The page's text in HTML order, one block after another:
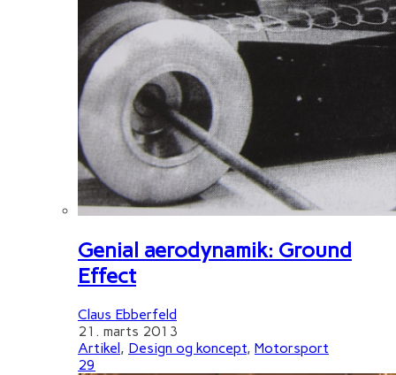
Genial aerodynamik: Ground
Effect
Claus Ebberfeld
21. marts 2013
Artikel, Design og koncept, Motorsport
29